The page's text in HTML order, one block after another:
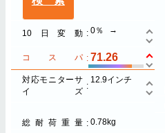
10日変動 0％
コスパ 71.26
対応モニターサ
イズ
12.9インチ
総耐荷重量
0.78kg